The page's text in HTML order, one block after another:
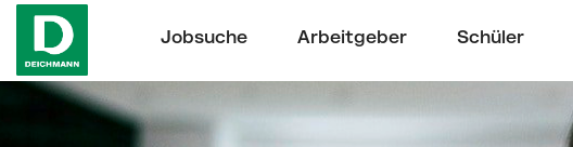
Jobsuche Arbeitgeber Schüler